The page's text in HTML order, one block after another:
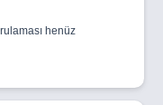
henüz